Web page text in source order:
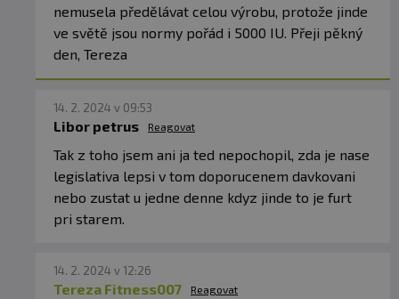
nemusela předělávat celou výrobu, protože jinde
ve světě jsou normy pořád i 5000 IU. Přeji pěkný
den, Tereza
14. 2. 2024 v 09:53
Libor petrus Reagovat
Tak z toho jsem ani ja ted nepochopil, zda je nase
legislativa lepsi v tom doporucenem davkovani
nebo zustat u jedne denne kdyz jinde to je furt
pri starem.
14. 2. 2024 v 12:26
Tereza Fitness007 Reagovat